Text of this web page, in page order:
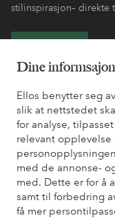
Dine
Ellos benytter seg
slik at nettstedet
for analyse,
relevant opplevelse
med de annonse-
med. Dette er for å
samt til forbedring
få mer
stilinspirasjon– direkte
Trenger du hjelp?
Du finner svar på de
også informasjon om
Kundeservice